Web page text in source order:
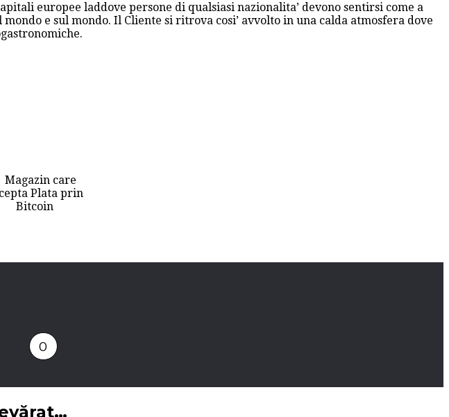
europee laddove persone di qualsiasi nazionalita’ devono sentirsi come a
e sul mondo. Il Cliente si ritrova cosi’ avvolto in una calda atmosfera dove
0